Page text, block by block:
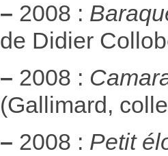
– 2008 :
de Didier
– 2008 :
(Gallimard,
– 2008 : Petit